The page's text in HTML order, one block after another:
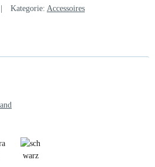
Kategorie: Accessoires